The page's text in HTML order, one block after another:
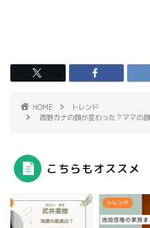
HOME
トレンド
西野カナの顔が変わった？ママの
こちらもオススメ
トレンド